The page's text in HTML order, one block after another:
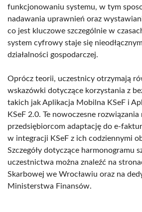
funkcjonowaniu systemu, w tym
nadawania uprawnień oraz
co jest kluczowe szczególnie w
system cyfrowy staje się
działalności gospodarczej.
Oprócz teorii, uczestnicy otrzymają
wskazówki dotyczące korzystania z
takich jak Aplikacja Mobilna KSeF i
KSeF 2.0. Te nowoczesne rozwiązania
przedsiębiorcom adaptację do e-
w integracji KSeF z ich codziennymi
Szczegóły dotyczące harmonogramu
uczestnictwa można znaleźć na
Skarbowej we Wrocławiu oraz na
Ministerstwa Finansów.